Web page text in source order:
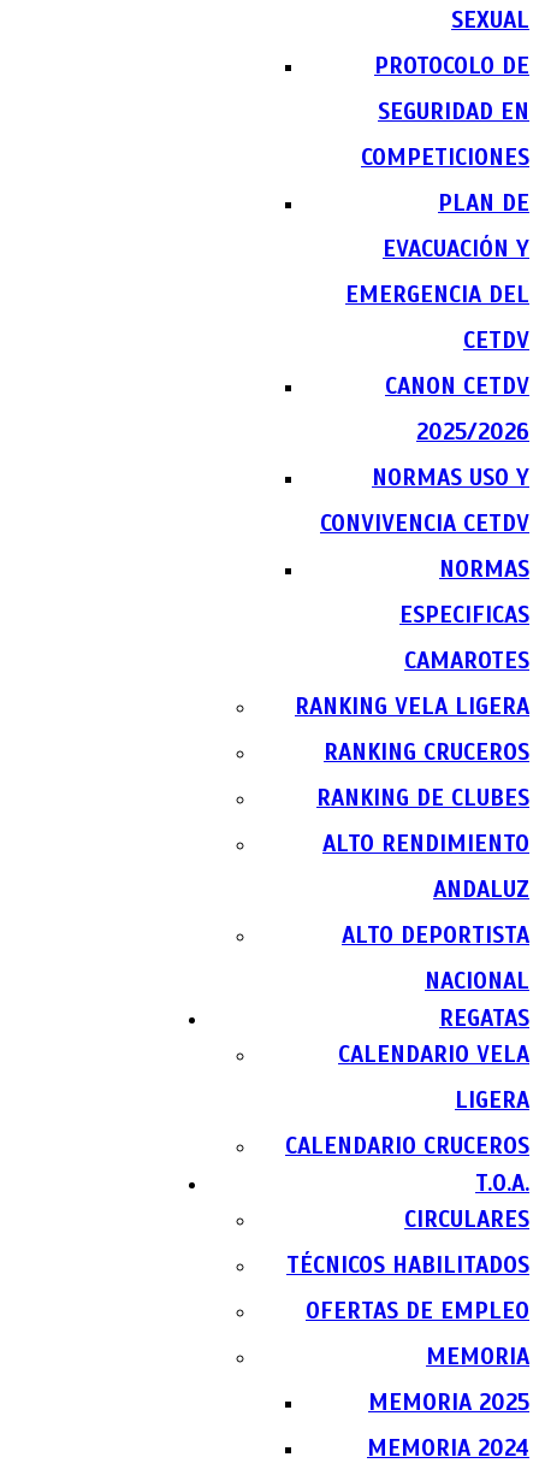
SEXUAL
PROTOCOLO DE
SEGURIDAD EN
COMPETICIONES
PLAN DE
EVACUACIÓN Y
EMERGENCIA DEL
CETDV
CANON CETDV
2025/2026
NORMAS USO Y
CONVIVENCIA CETDV
NORMAS
ESPECIFICAS
CAMAROTES
RANKING VELA LIGERA
RANKING CRUCEROS
RANKING DE CLUBES
ALTO RENDIMIENTO
ANDALUZ
ALTO DEPORTISTA
NACIONAL
REGATAS
CALENDARIO VELA
LIGERA
CALENDARIO CRUCEROS
T.O.A.
CIRCULARES
TÉCNICOS HABILITADOS
OFERTAS DE EMPLEO
MEMORIA
MEMORIA 2025
MEMORIA 2024